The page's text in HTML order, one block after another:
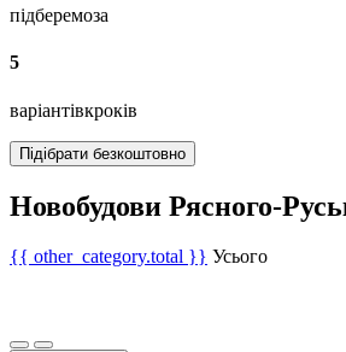
підберемоза
5
варіантівкроків
Підібрати безкоштовно
Новобудови Рясного-
{{ other_category.total }} Усього